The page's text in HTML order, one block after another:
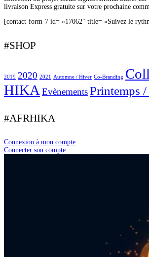
livraison Express gratuite sur votre prochaine
[contact-form-7 id= »17062″ title= »Suivez le
#SHOP
2019 2020 2021 Automne / Hiver Co-Branding
HIKA EvènementsPrintemps /
#AFRHIKA
Connexion à mon compte
Connecter son compte